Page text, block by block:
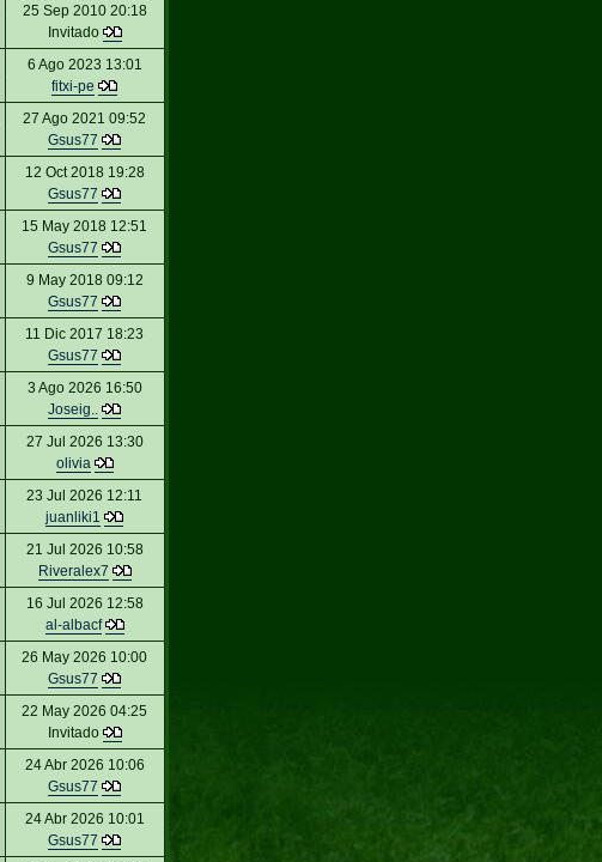
25 Sep 2010 20:18
Invitado
6 Ago 2023 13:01
fitxi-pe
27 Ago 2021 09:52
Gsus77
12 Oct 2018 19:28
Gsus77
15 May 2018 12:51
Gsus77
9 May 2018 09:12
Gsus77
11 Dic 2017 18:23
Gsus77
3 Ago 2026 16:50
Joseig..
27 Jul 2026 13:30
olivia
23 Jul 2026 12:11
juanliki1
21 Jul 2026 10:58
Riveralex7
16 Jul 2026 12:58
al-albacf
26 May 2026 10:00
Gsus77
22 May 2026 04:25
Invitado
24 Abr 2026 10:06
Gsus77
24 Abr 2026 10:01
Gsus77